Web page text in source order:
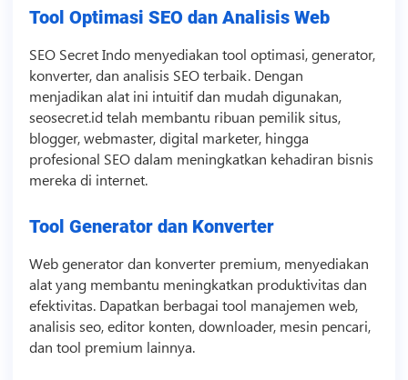
Tool Optimasi SEO dan Analisis Web
SEO Secret Indo menyediakan tool optimasi,generator,
konverter, dan analisis SEO terbaik. Dengan
menjadikan alat ini intuitif dan mudah digunakan,
seosecret.id telah membantu ribuan pemilik situs,
blogger, webmaster, digital marketer, hingga
profesional SEO dalam meningkatkan kehadiran bisnis
mereka di internet.
Tool Generator dan Konverter
Webgeneratordan konverter premium, menyediakan
alat yang membantu meningkatkan produktivitas dan
efektivitas. Dapatkan berbagai tool manajemen web,
analisis seo, editor konten, downloader, mesin pencari,
dan tool premium lainnya.